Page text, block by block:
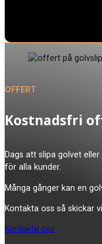
Kostnadsfri
Dags att slipa golvet
för alla kunder.
Många gånger kan en
Kontakta oss så skickar
OFFERT
Kontakta oss